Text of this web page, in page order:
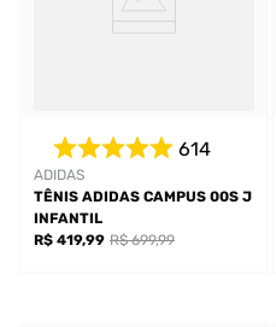
ADIDAS
614
TÊNIS ADIDAS CAMPUS 00S J
INFANTIL
R$ 419,99 R$ 699,99